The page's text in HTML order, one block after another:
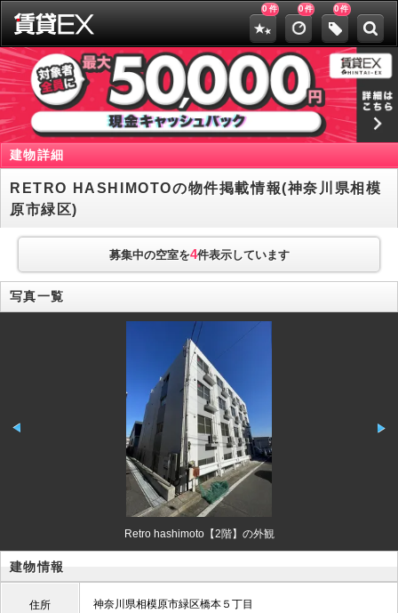
0 件 0件 0件
建物詳細
RETRO HASHIMOTOの物件掲載情報(神奈川県相模
原市緑区)
募集中の空室を4件表示しています
写真一覧
Retro hashimoto【2階】の外観
建物情報
住所 神奈川県相模原市緑区橋本５丁目